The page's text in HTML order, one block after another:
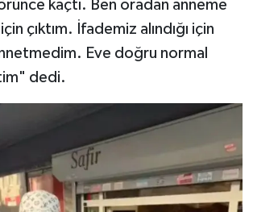
kaçtı. Ben oradan anneme
çıktım. İfademiz alındığı için
Eve doğru normal
dedi.